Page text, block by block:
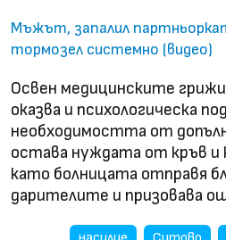
Мъжът, запалил
тормозел системно (видео)
Освен медицинските
оказва и психологическа
необходимостта от
остава нуждата от кръв и
като болницата отправя
дарителите и призовава